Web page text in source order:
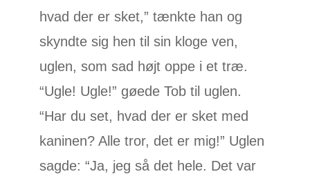
hvad der er sket,” tænkte han og
skyndte sig hen til sin kloge ven,
uglen, som sad højt oppe i et træ.
“Ugle! Ugle!” gøede Tob til uglen.
“Har du set, hvad der er sket med
kaninen? Alle tror, det er mig!” Uglen
sagde: “Ja, jeg så det hele. Det var